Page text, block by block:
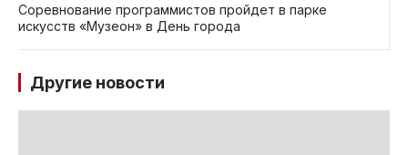
Соревнование программистов пройдет в парке
искусств «Музеон» в День города
Другие новости